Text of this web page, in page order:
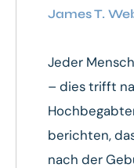
James T.
Jeder
– dies trifft
berichten,
nach der